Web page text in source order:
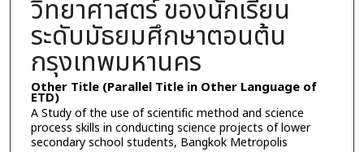
วิทยาศาสตร์ ของนักเรียน
ระดับมัธยมศึกษาตอนต้น
กรุงเทพมหานคร
Other Title (Parallel Title in Other Language of
ETD)
A Study of the use of scientific method and science
process skills in conducting science projects of lower
secondary school students, Bangkok Metropolis